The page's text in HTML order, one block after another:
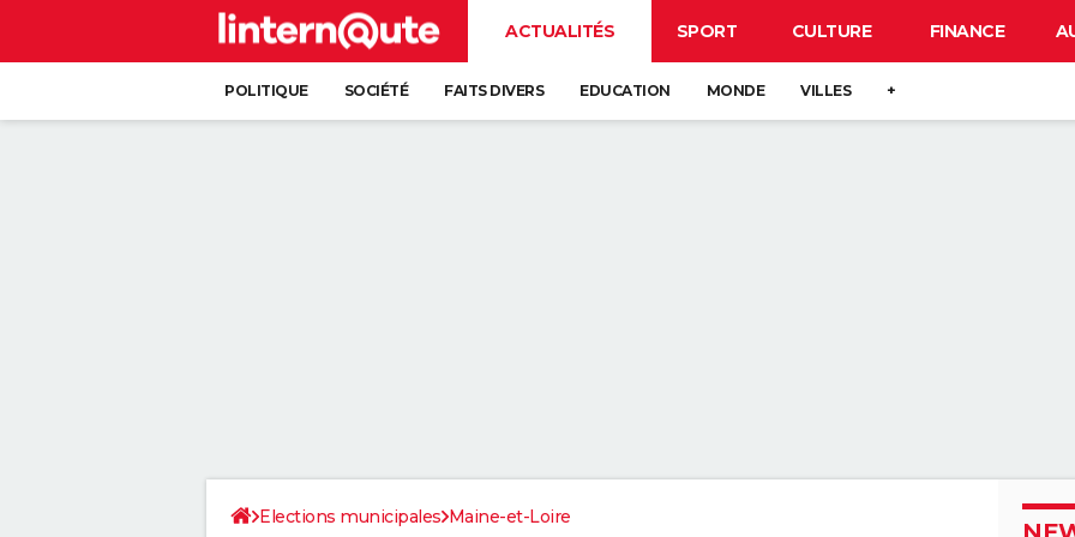
ACTUALITÉS SPORT CULTURE FINANCE
POLITIQUE SOCIÉTÉ FAITS DIVERS EDUCATION MONDE VILLES +
Elections municipales Maine-et-Loire